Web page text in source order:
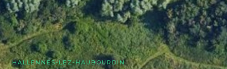
HALLENNES-LEZ-HAUBOURDIN